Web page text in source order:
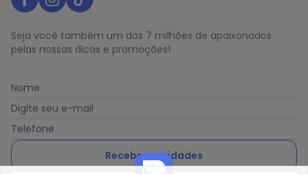
Seja você também um dos 7 milhões de apaixonados
pelas nossas dicas e promoções!
Nome
Digite seu e-mail
Telefone
Receber novidades